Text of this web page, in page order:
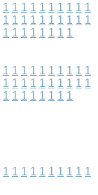
1 1 1 1 1 1 1 1 1 1
1 1 1 1 1 1 1 1 1 1
1 1 1 1 1 1 1 1
1 1 1 1 1 1 1 1 1 1
1 1 1 1 1 1 1 1 1 1
1 1 1 1 1 1 1 1
1 1 1 1 1 1 1 1 1 1